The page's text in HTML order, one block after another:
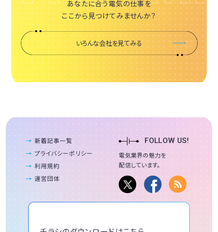
あなたに合う電気の仕事を
ここから見つけてみませんか？
いろんな会社を見てみる
新着記事一覧
プライバシーポリシー
利用規約
運営団体
FOLLOW US!
電気業界の魅力を
配信しています。